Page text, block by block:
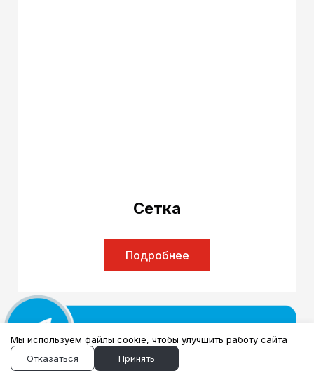
Сетка
Подробнее
Мы используем файлы cookie, чтобы улучшить работу сайта
Отказаться
Принять